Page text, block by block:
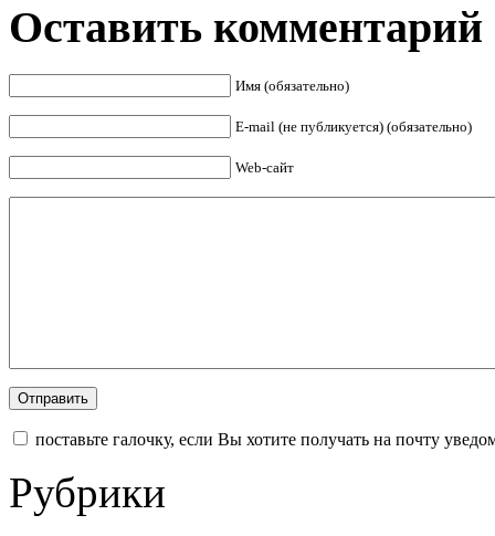
Оставить комментарий
Имя (обязательно)
E-mail (не публикуется) (обязательно)
Web-сайт
поставьте галочку, если Вы хотите получать на почту
Рубрики